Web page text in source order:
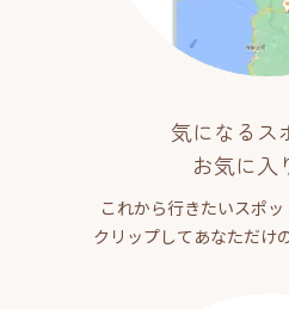
気になるス
お気に入
これから行きたいスポ
クリップしてあなただけ